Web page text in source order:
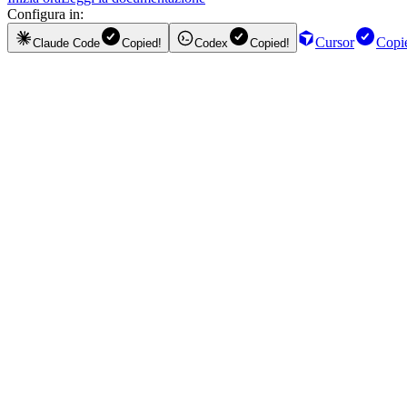
Configura in:
Claude Code Copied! Codex Copied! Cursor